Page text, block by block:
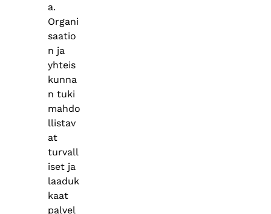
a.
Organi
saatio
n ja
yhteis
kunna
n tuki
mahdo
llistav
at
turvall
iset ja
laaduk
kaat
palvel